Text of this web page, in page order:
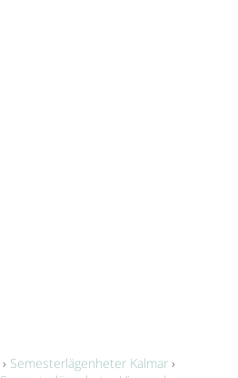
› Semesterlägenheter Kalmar ›